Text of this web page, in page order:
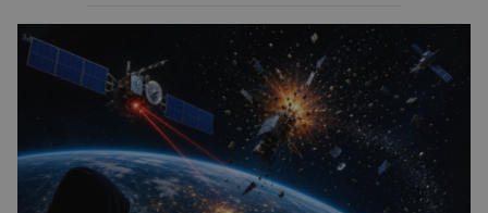
z City University of New York a King’s College
London ukazuje, že někteří choboti, včetně
populárního systému Grok od firmy xAI Elona
Muska, mají tendenci podporovat bludné
představy […]